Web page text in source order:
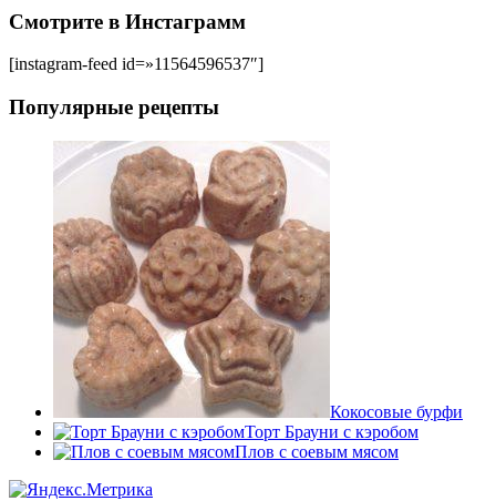
Смотрите в Инстаграмм
[instagram-feed id=»11564596537″]
Популярные рецепты
Кокосовые бурфи
Торт Брауни с кэробом
Плов с соевым мясом